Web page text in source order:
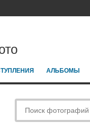
АЛЬБОМЫ